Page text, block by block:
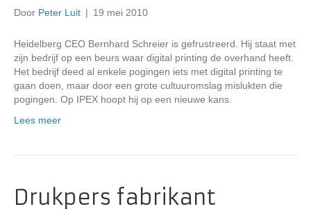
Door Peter Luit | 19 mei 2010
Heidelberg CEO Bernhard Schreier is gefrustreerd. Hij staat met
zijn bedrijf op een beurs waar digital printing de overhand heeft.
Het bedrijf deed al enkele pogingen iets met digital printing te
gaan doen, maar door een grote cultuuromslag mislukten die
pogingen. Op IPEX hoopt hij op een nieuwe kans.
Lees meer
Drukpers fabrikant